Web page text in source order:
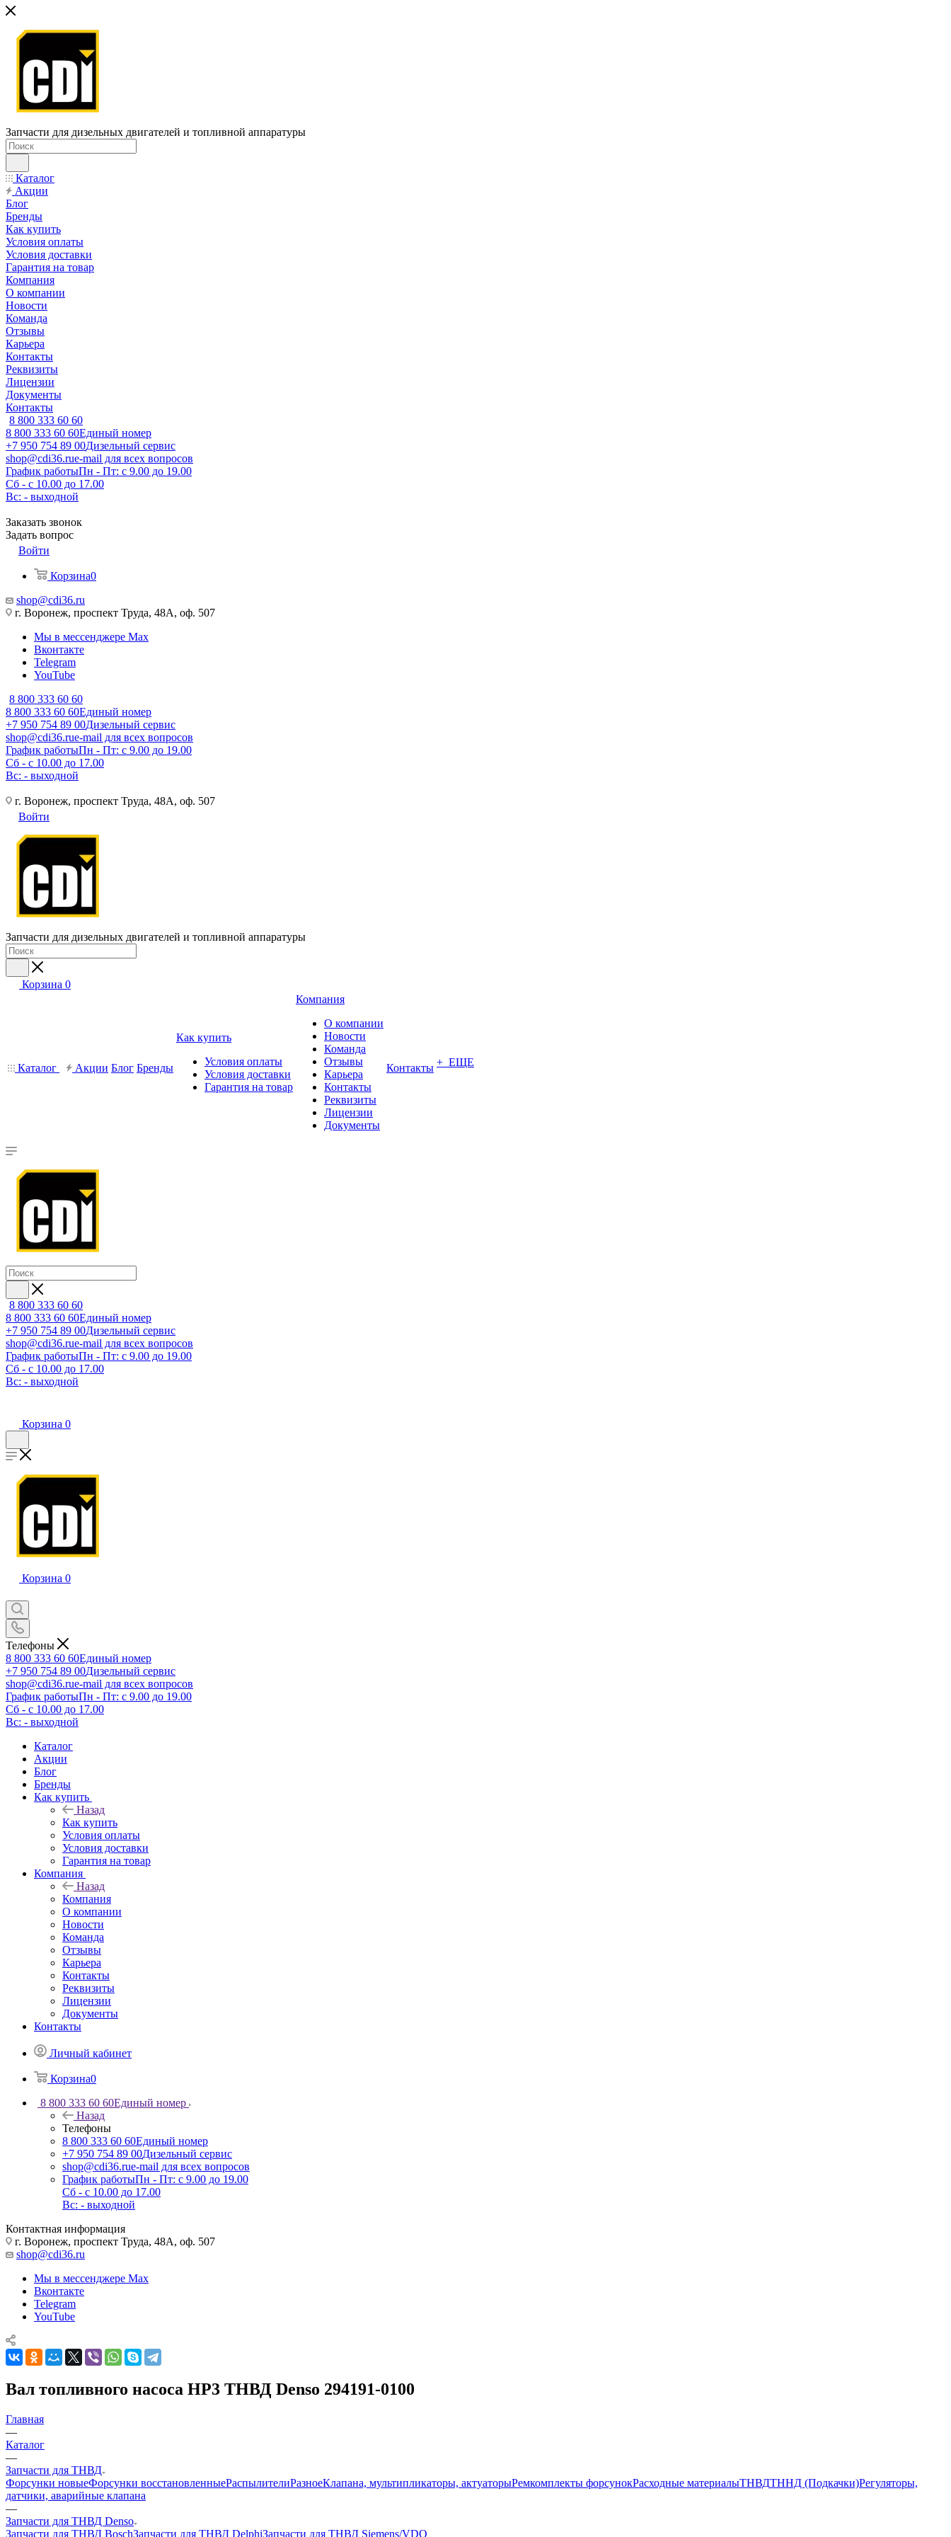
Запчасти для дизельных двигателей и топливной аппаратуры
Каталог
Акции
Блог
Бренды
Как купить
Условия оплаты
Условия доставки
Гарантия на товар
Компания
О компании
Новости
Команда
Отзывы
Карьера
Контакты
Реквизиты
Лицензии
Документы
Контакты
8 800 333 60 60
8 800 333 60 60Единый номер
+7 950 754 89 00Дизельный сервис
shop@cdi36.rue-mail для всех вопросов
График работыПн - Пт: с 9.00 до 19.00
Сб - с 10.00 до 17.00
Вс: - выходной
Заказать звонок
Задать вопрос
Войти
Корзина0
shop@cdi36.ru
г. Воронеж, проспект Труда, 48А, оф. 507
Мы в мессенджере Max
Вконтакте
Telegram
YouTube
8 800 333 60 60
8 800 333 60 60Единый номер
+7 950 754 89 00Дизельный сервис
shop@cdi36.rue-mail для всех вопросов
График работыПн - Пт: с 9.00 до 19.00
Сб - с 10.00 до 17.00
Вс: - выходной
г. Воронеж, проспект Труда, 48А, оф. 507
Войти
Запчасти для дизельных двигателей и топливной аппаратуры
Корзина 0
Каталог Акции Блог Бренды
Как купить
Условия оплаты
Условия доставки
Гарантия на товар
Компания
О компании
Новости
Команда
Отзывы
Карьера
Контакты
Реквизиты
Лицензии
Документы
Контакты + ЕЩЕ
8 800 333 60 60
8 800 333 60 60Единый номер
+7 950 754 89 00Дизельный сервис
shop@cdi36.rue-mail для всех вопросов
График работыПн - Пт: с 9.00 до 19.00
Сб - с 10.00 до 17.00
Вс: - выходной
Корзина 0
Корзина 0
Телефоны
8 800 333 60 60Единый номер
+7 950 754 89 00Дизельный сервис
shop@cdi36.rue-mail для всех вопросов
График работыПн - Пт: с 9.00 до 19.00
Сб - с 10.00 до 17.00
Вс: - выходной
Каталог
Акции
Блог
Бренды
Как купить
Назад
Как купить
Условия оплаты
Условия доставки
Гарантия на товар
Компания
Назад
Компания
О компании
Новости
Команда
Отзывы
Карьера
Контакты
Реквизиты
Лицензии
Документы
Контакты
Личный кабинет
Корзина0
8 800 333 60 60Единый номер
Назад
Телефоны
8 800 333 60 60Единый номер
+7 950 754 89 00Дизельный сервис
shop@cdi36.rue-mail для всех вопросов
График работыПн - Пт: с 9.00 до 19.00
Сб - с 10.00 до 17.00
Вс: - выходной
Контактная информация
г. Воронеж, проспект Труда, 48А, оф. 507
shop@cdi36.ru
Мы в мессенджере Max
Вконтакте
Telegram
YouTube
Вал топливного насоса HP3 ТНВД Denso 294191-0100
Главная
—
Каталог
—
Запчасти для ТНВД
Форсунки новыеФорсунки восстановленныеРаспылителиРазноеКлапана, мультипликаторы, актуаторыРемкомплекты форсунокРасходные материалыТНВДТННД (Подкачки)Регуляторы,
датчики, аварийные клапана
—
Запчасти для ТНВД Denso
Запчасти для ТНВД BoschЗапчасти для ТНВД DelphiЗапчасти для ТНВД Siemens/VDO